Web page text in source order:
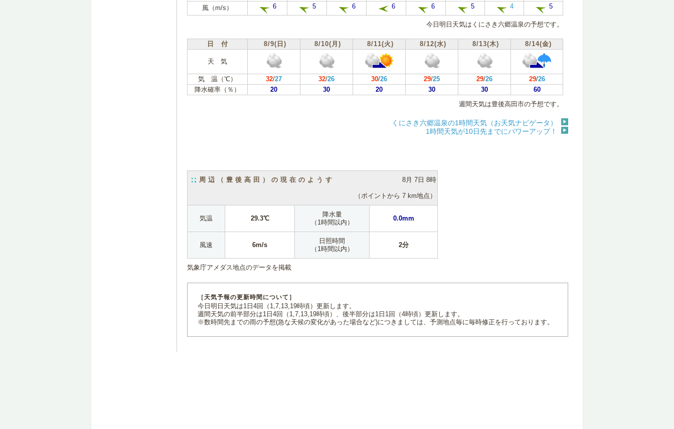
風（m/s）
6 5 6 6 6 5 4 5
今日明日天気はくにさき六郷温泉の予想です。
日 付 8/9(日) 8/10(月) 8/11(火) 8/12(水) 8/13(木) 8/14(金)
天 気
気 温（℃） 32/27 32/26 30/26 29/25 29/26 29/26
降水確率（％）
20 30 20 30 30
60
週間天気は豊後高田市の予想です。
くにさき六郷温泉の1時間天気（お天気ナビゲータ）
1時間天気が10日先までにパワーアップ！
周辺（豊後高田）の現在のようす 8月 7日 8時
（ポイントから 7 km地点）
気温 29.3℃
降水量
（1時間以内）
0.0mm
風速 6m/s
日照時間
（1時間以内）
2分
気象庁アメダス地点のデータを掲載
［天気予報の更新時間について］
今日明日天気は1日4回（1,7,13,19時頃）更新します。
週間天気の前半部分は1日4回（1,7,13,19時頃）、後半部分は1日1回（4時頃）更新します。
※数時間先までの雨の予想(急な天候の変化があった場合など)につきましては、予測地点毎に毎時修正を行っております。